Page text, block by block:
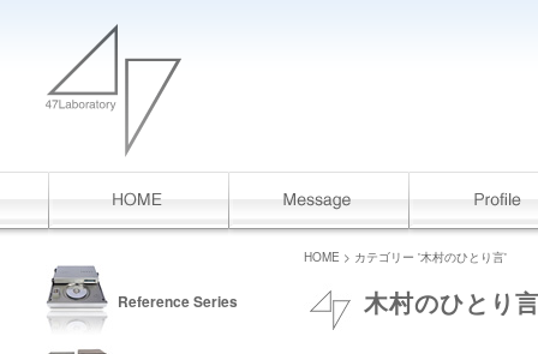
HOME > カテゴリー '木村のひとり言'
木村のひとり
Reference Series